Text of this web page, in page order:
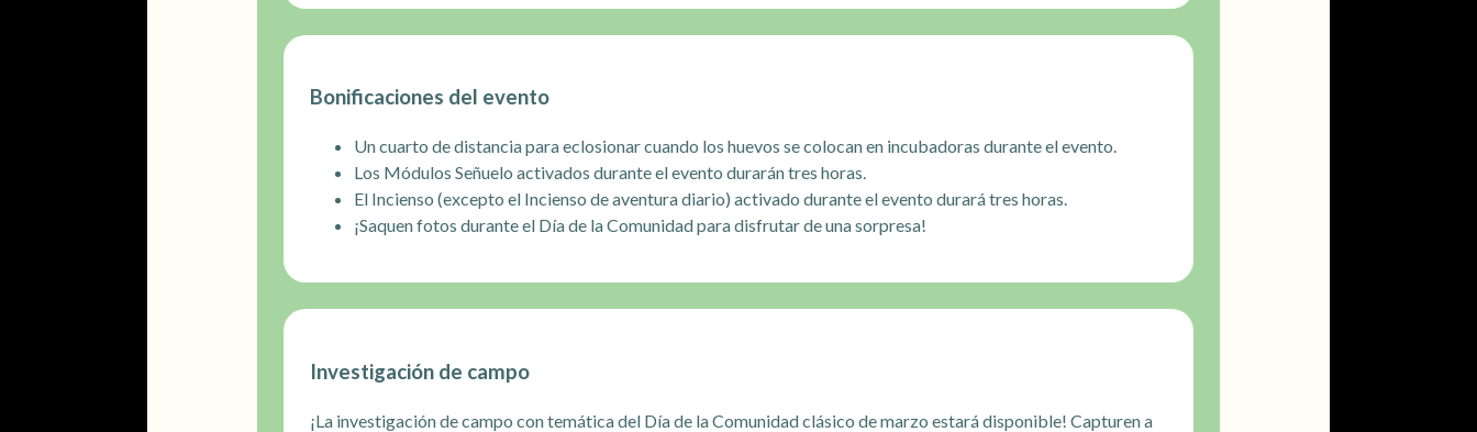
Bonificaciones del evento
Un cuarto de distancia para eclosionar cuando los huevos se colocan en incubadoras durante el evento.
Los Módulos Señuelo activados durante el evento durarán tres horas.
El Incienso (excepto el Incienso de aventura diario) activado durante el evento durará tres horas.
¡Saquen fotos durante el Día de la Comunidad para disfrutar de una sorpresa!
Investigación de campo
¡La investigación de campo con temática del Día de la Comunidad clásico de marzo estará disponible! Capturen a